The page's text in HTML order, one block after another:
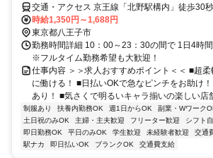
交通・アクセス 京王線「北野駅構内」徒歩30秒
時給1,350円～1,688円
東京都八王子市
勤務時間詳細 10：00～23：30の間で 1日4時
※フルタイム勤務希望も大歓迎！
仕事内容 ＞＞求人おすすめポイント＜＜ ■超
に働ける！ ■日払いOKで急なピンチをお助け
あり！ ■気さくで明るいキャラ揃いの楽しい店
制服あり 扶養内勤務OK 週1日からOK 副業・Wワーク
土日祝のみOK
主婦・主夫歓迎 フリーター歓迎 シフト
即日勤務OK
平日のみOK 学生歓迎 未経験者歓迎 交通
駅ナカ
即日払いOK ブランクOK 交通費支給